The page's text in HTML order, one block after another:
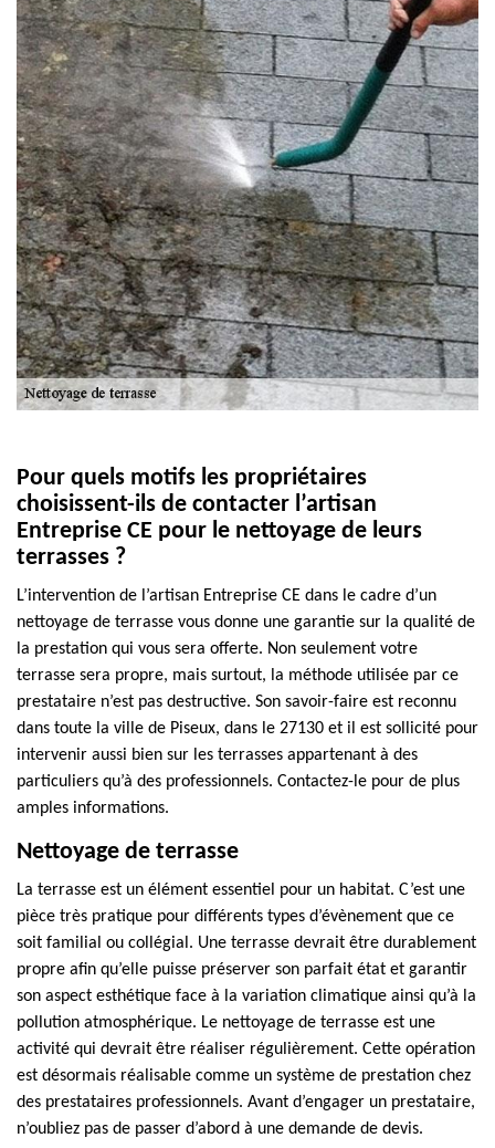
Pour quels motifs les propriétaires
choisissent-ils de contacter l’artisan
Entreprise CE pour le nettoyage de leurs
terrasses ?
L’intervention de l’artisan Entreprise CE dans le cadre d’un
nettoyage de terrasse vous donne une garantie sur la qualité de
la prestation qui vous sera offerte. Non seulement votre
terrasse sera propre, mais surtout, la méthode utilisée par ce
prestataire n’est pas destructive. Son savoir-faire est reconnu
dans toute la ville de Piseux, dans le 27130 et il est sollicité pour
intervenir aussi bien sur les terrasses appartenant à des
particuliers qu’à des professionnels. Contactez-le pour de plus
amples informations.
Nettoyage de terrasse
La terrasse est un élément essentiel pour un habitat. C’est une
pièce très pratique pour différents types d’évènement que ce
soit familial ou collégial. Une terrasse devrait être durablement
propre afin qu’elle puisse préserver son parfait état et garantir
son aspect esthétique face à la variation climatique ainsi qu’à la
pollution atmosphérique. Le nettoyage de terrasse est une
activité qui devrait être réaliser régulièrement. Cette opération
est désormais réalisable comme un système de prestation chez
des prestataires professionnels. Avant d’engager un prestataire,
n’oubliez pas de passer d’abord à une demande de devis.